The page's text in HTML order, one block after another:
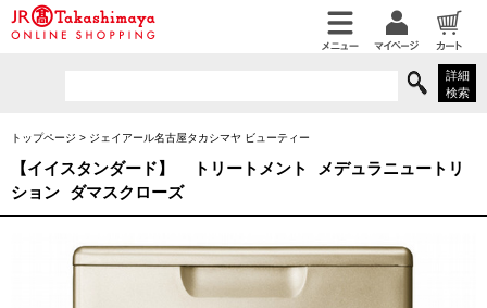
詳細
検索
トップページ > ジェイアール名古屋タカシマヤ ビューティー
【イイスタンダード】
トリートメント メデュラニュートリ
ション ダマスクローズ